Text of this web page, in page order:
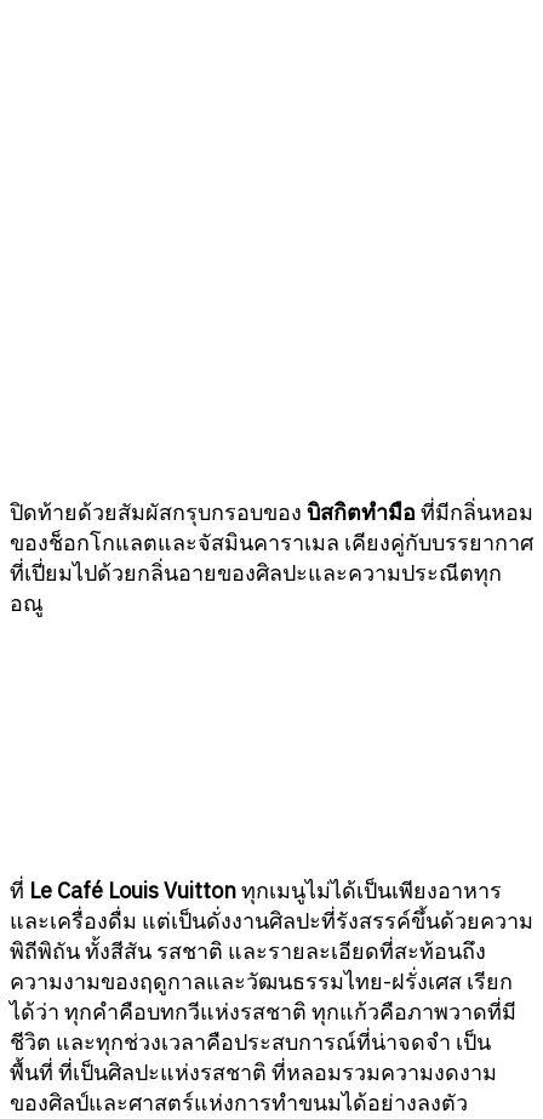
ปิดท้ายด้วยสัมผัสกรุบกรอบของ บิสกิตทำมือ ที่มีกลิ่นหอม
ของช็อกโกแลตและจัสมินคาราเมล เคียงคู่กับบรรยากาศ
ที่เปี่ยมไปด้วยกลิ่นอายของศิลปะและความประณีตทุก
อณู
ที่ Le Café Louis Vuittonทุกเมนูไม่ได้เป็นเพียงอาหาร
และเครื่องดื่ม แต่เป็นดั่งงานศิลปะที่รังสรรค์ขึ้นด้วยความ
พิถีพิถัน ทั้งสีสัน รสชาติ และรายละเอียดที่สะท้อนถึง
ความงามของฤดูกาลและวัฒนธรรมไทย-ฝรั่งเศส เรียก
ได้ว่า ทุกคำคือบทกวีแห่งรสชาติ ทุกแก้วคือภาพวาดที่มี
ชีวิต และทุกช่วงเวลาคือประสบการณ์ที่น่าจดจำ เป็น
พื้นที่ ที่เป็นศิลปะแห่งรสชาติ ที่หลอมรวมความงดงาม
ของศิลป์และศาสตร์แห่งการทำขนมได้อย่างลงตัว